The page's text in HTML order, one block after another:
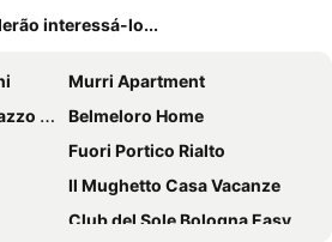
interessá-lo...
Murri Apartment
Belmeloro Home
Fuori Portico Rialto
Il Mughetto Casa Vacanze
Club del Sole Bologna Easy Camping Village